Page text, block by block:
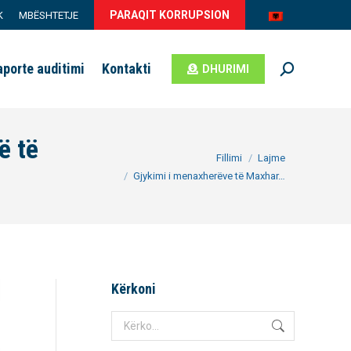
MBËSHTETJE PARAQIT KORRUPSION
auditimi Kontakti DHURIMI Search:
të Fillimi
Lajme
Gjykimi i menaxherëve të Maxhar…
Kërkoni
Search: